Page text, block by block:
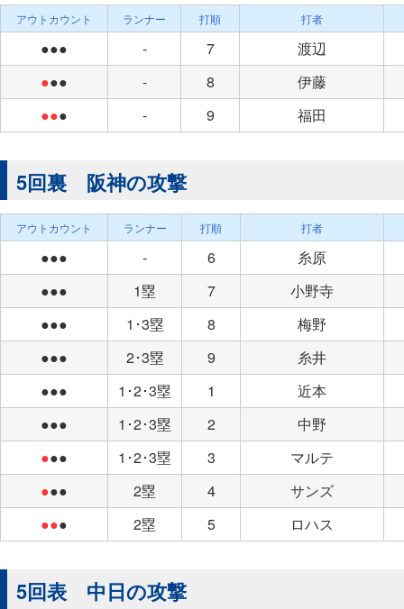
アウトカウント ランナー 打順 打者
●●● - 7
渡辺
●●● - 8
伊藤
●●● - 9 福田
5回裏 阪神の攻撃
アウトカウント ランナー 打順 打者
●●● - 6
糸原
●●●
1塁 7
小野寺
●●●
1･3塁 8
梅野
●●●
2･3塁 9
糸井
●●●
1･2･3塁 1
近本
●●●
1･2･3塁 2
中野
●●● 1･2･3塁 3
マルテ
●●● 2塁 4
サンズ
●●● 2塁 5 ロハス
5回表 中日の攻撃